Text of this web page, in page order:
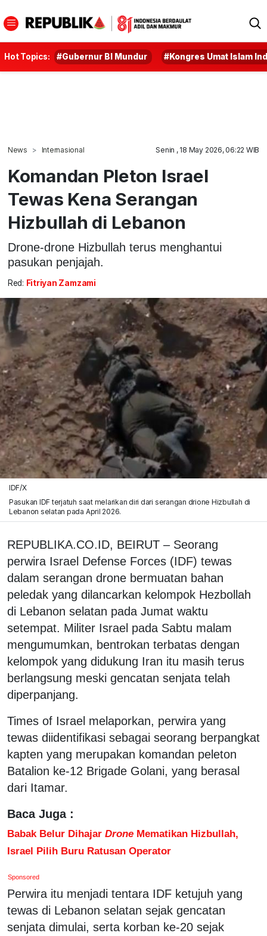
Hot Topics: #Gubernur BI Mundur #Kongres Umat Islam
News Internasional Senin , 18 May 2026, 06:22 WIB
Komandan Pleton Israel
Tewas Kena Serangan
Hizbullah di Lebanon
Drone-drone Hizbullah terus menghantui
pasukan penjajah.
Red: Fitriyan Zamzami
IDF/X
Pasukan IDF terjatuh saat melarikan diri dari serangan drione Hizbullah di
Lebanon selatan pada April 2026.
REPUBLIKA.CO.ID, BEIRUT – Seorang
perwira Israel Defense Forces (IDF) tewas
dalam serangan drone bermuatan bahan
peledak yang dilancarkan kelompok Hezbollah
di Lebanon selatan pada Jumat waktu
setempat. Militer Israel pada Sabtu malam
mengumumkan, bentrokan terbatas dengan
kelompok yang didukung Iran itu masih terus
berlangsung meski gencatan senjata telah
diperpanjang.
Times of Israel melaporkan, perwira yang
tewas diidentifikasi sebagai seorang berpangkat
kapten yang merupakan komandan peleton
Batalion ke-12 Brigade Golani, yang berasal
dari Itamar.
Baca Juga :
Babak Belur Dihajar Drone Mematikan Hizbullah,
Israel Pilih Buru Ratusan Operator
Sponsored
Perwira itu menjadi tentara IDF ketujuh yang
tewas di Lebanon selatan sejak gencatan
senjata dimulai, serta korban ke-20 sejak